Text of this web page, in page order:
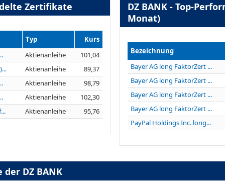
Zertifikate
Typ
Kurs
Aktienanleihe
101,04
Aktienanleihe
89,37
Aktienanleihe
98,79
Aktienanleihe
102,30
Aktienanleihe 95,76
DZ BANK - Top-
Monat)
Bezeichnung
Bayer AG long FaktorZert ...
Bayer AG long FaktorZert ...
Bayer AG long FaktorZert ...
Bayer AG long FaktorZert ...
PayPal Holdings Inc. long...
DZ BANK